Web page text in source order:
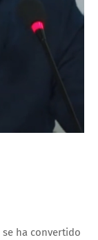
se ha convertido